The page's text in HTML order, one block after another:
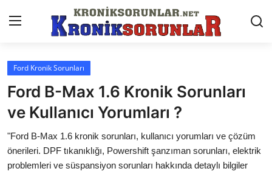
Anasayfa
Markalar
İletişim
Trafik & Cezalar
Ford Kronik Sorunları
Ford B-Max 1.6 Kronik Sorunları
ve Kullanıcı Yorumları ?
"Ford B-Max 1.6 kronik sorunları, kullanıcı yorumları ve çözüm
önerileri. DPF tıkanıklığı, Powershift şanzıman sorunları, elektrik
problemleri ve süspansiyon sorunları hakkında detaylı bilgiler